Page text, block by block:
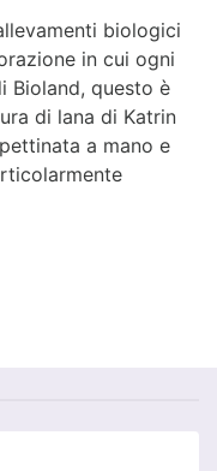
biologici
in cui ogni
Bioland, questo è
di lana di Katrin
a mano e